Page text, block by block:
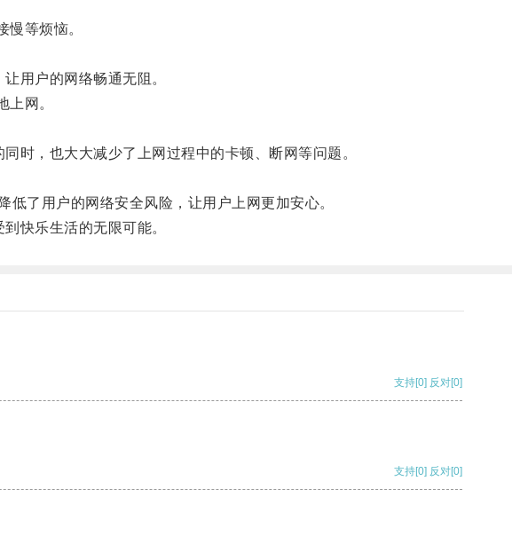
等烦恼。
用户的网络畅通无阻。
网。
，也大大减少了上网过程中的卡顿、断网等问题。
了用户的网络安全风险，让用户上网更加安心。
快乐生活的无限可能。
支持[0] 反对[0]
支持[0] 反对[0]